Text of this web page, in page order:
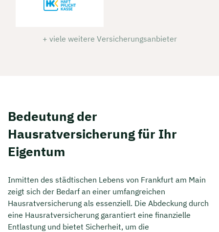
+ viele weitere Versicherungsanbieter
Bedeutung der
Hausratversicherung für Ihr
Eigentum
Inmitten des städtischen Lebens von Frankfurt am Main
zeigt sich der Bedarf an einer umfangreichen
Hausratversicherung als essenziell. Die Abdeckung durch
eine Hausratversicherung garantiert eine finanzielle
Entlastung und bietet Sicherheit, um die